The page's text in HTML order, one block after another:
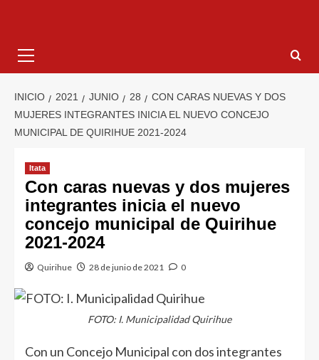
INICIO 2021 JUNIO 28
CON CARAS NUEVAS Y DOS
MUJERES INTEGRANTES INICIA EL NUEVO CONCEJO
MUNICIPAL DE QUIRIHUE 2021-2024
Itata
Con caras nuevas y dos mujeres
integrantes inicia el nuevo
concejo municipal de Quirihue
2021-2024
Quirihue 28 de junio de 2021 0
FOTO: I. Municipalidad Quirihue
Con un Concejo Municipal con dos integrantes